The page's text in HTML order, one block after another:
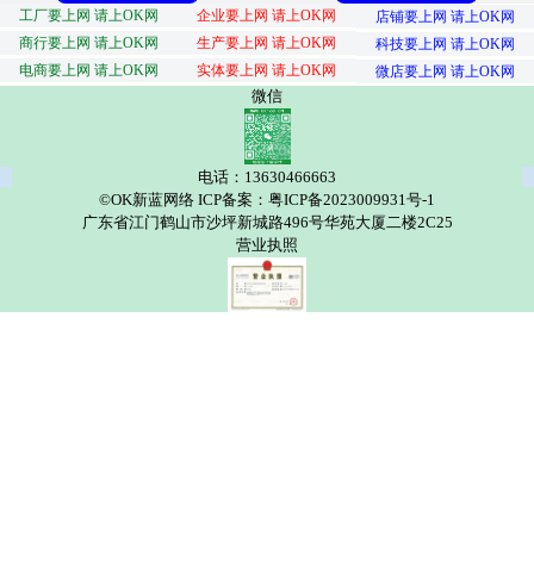
工厂要上网 请上OK网 企业要上网 请上OK网
店铺要上网 请上OK网
商行要上网 请上OK网
生产要上网 请上OK网
科技要上网 请上OK网
电商要上网 请上OK网
实体要上网 请上OK网 微店要上网 请上OK网
微信
电话：13630466663
©OK新蓝网络 ICP备案：粤ICP备2023009931号-1
广东省江门鹤山市沙坪新城路496号华苑大厦二楼2C25
营业执照